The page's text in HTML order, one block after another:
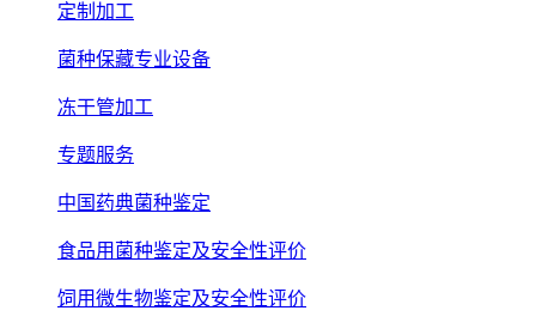
定制加工
菌种保藏专业设备
冻干管加工
专题服务
中国药典菌种鉴定
食品用菌种鉴定及安全性评价
饲用微生物鉴定及安全性评价